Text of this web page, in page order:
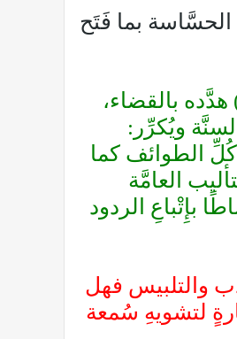
بما فَتَح
بالقضاء،
ويُكرِّر:
كُلِّ الطوائف كما
العامَّة
بإِتْباعِ الردود
والتلبيس فهل
لتشويهِ سُمعة